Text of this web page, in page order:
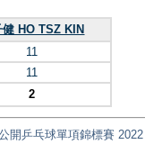
健 HO TSZ KIN
11
11
2
開乒乓球單項錦標賽 2022